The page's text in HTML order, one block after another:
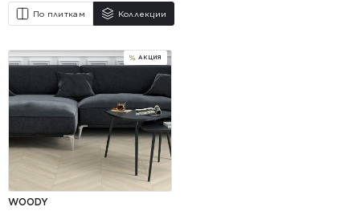
По плиткам Коллекции
WOODY